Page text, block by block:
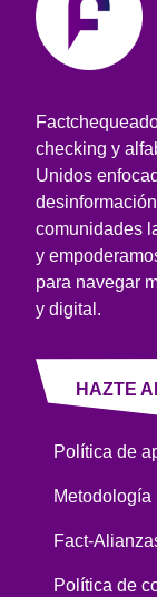
checking y
Unidos
comunidades
y
para navegar
y digital.
HAZTE
Política de
Metodología
Fact-
Política de